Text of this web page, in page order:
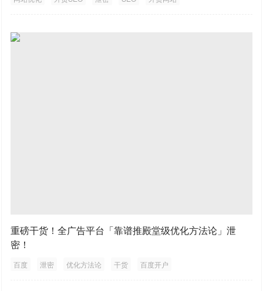
重磅干货！全广告平台「靠谱推殿堂级优化方法论」泄
密！
百度 泄密 优化方法论 干货 百度开户